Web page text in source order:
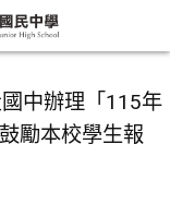
中辦理「115年
勵本校學生報